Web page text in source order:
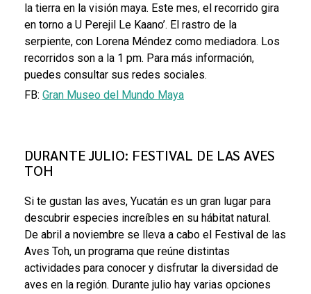
la tierra en la visión maya. Este mes, el recorrido gira
en torno a U Perejil Le Kaano’. El rastro de la
serpiente, con Lorena Méndez como mediadora. Los
recorridos son a la 1 pm. Para más información,
puedes consultar sus redes sociales.
FB: Gran Museo del Mundo Maya
DURANTE JULIO: FESTIVAL DE LAS AVES
TOH
Si te gustan las aves, Yucatán es un gran lugar para
descubrir especies increíbles en su hábitat natural.
De abril a noviembre se lleva a cabo el Festival de las
Aves Toh, un programa que reúne distintas
actividades para conocer y disfrutar la diversidad de
aves en la región. Durante julio hay varias opciones